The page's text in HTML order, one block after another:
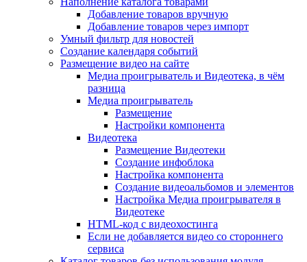
Добавление товаров вручную
Добавление товаров через импорт
Умный фильтр для новостей
Создание календаря событий
Размещение видео на сайте
Медиа проигрыватель и Видеотека, в чём
разница
Медиа проигрыватель
Размещение
Настройки компонента
Видеотека
Размещение Видеотеки
Создание инфоблока
Настройка компонента
Создание видеоальбомов и элементов
Настройка Медиа проигрывателя в
Видеотеке
HTML-код с видеохостинга
Если не добавляется видео со стороннего
сервиса